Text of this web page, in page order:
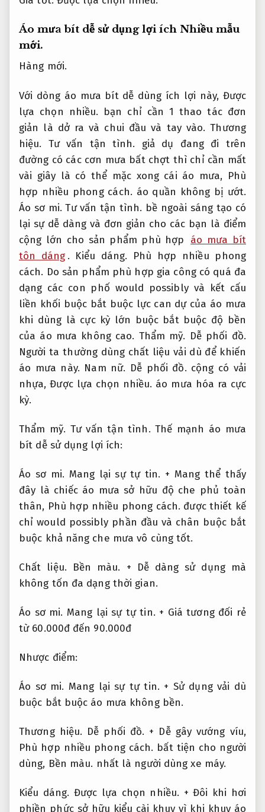
Áo mưa bít dễ sử dụng lợi ích Nhiều mẫu
mới.
Hàng mới.
Với dòng áo mưa bít dễ dùng ích lợi này, Được
lựa chọn nhiều. bạn chỉ cần 1 thao tác đơn
giản là dở ra và chui đầu và tay vào.Thương
hiệu.
Tư vấn tận tình. giả dụ đang đi trên
đường có các cơn mưa bất chợt thì chỉ cần mất
vài giây là có thể mặc xong cái áo mưa, Phù
hợp nhiều phong cách. áo quần không bị ướt.
Áo sơ mi. Tư vấn tận tình. bề ngoài sáng tạo có
lại sự dễ dàng và đơn giản cho các bạn là điểm
cộng lớn cho sản phẩm phù hợp
áo mưa bít
tôn dáng . Kiểu dáng.
Phù hợp nhiều phong
cách. Do sản phẩm phù hợp gia công có quá đa
dạng các con phố would possibly và kết cấu
liền khối buộc bắt buộc lực can dự của áo mưa
khi dùng là cực kỳ lớn buộc bắt buộc độ bền
của áo mưa không cao. Thẩm mỹ. Dễ phối đồ.
Người ta thường dùng chất liệu vải dù để khiến
áo mưa này. Nam nữ. Dễ phối đồ. cộng có vải
nhựa,Được lựa chọn nhiều. áo mưa hóa ra cực
kỳ.
Thẩm mỹ. Tư vấn tận tình. Thế mạnh áo mưa
bít dễ sử dụng lợi ích:
Áo sơ mi. Mang lại sự tự tin. + Mang thể thấy
đây là chiếc áo mưa sở hữu độ che phủ toàn
thân, Phù hợp nhiều phong cách. được thiết kế
chỉ would possibly phần đầu và chân buộc bắt
buộc khả năng che mưa vô cùng tốt.
Chất liệu. Bền màu. + Dễ dàng sử dụng mà
không tốn đa dạng thời gian.
Áo sơ mi. Mang lại sự tự tin. + Giá tương đối rẻ
từ 60.000đ đến 90.000đ
Nhược điểm:
Áo sơ mi. Mang lại sự tự tin. + Sử dụng vải dù
buộc bắt buộc áo mưa không bền.
Thương hiệu. Dễ phối đồ. + Dễ gây vướng víu,
Phù hợp nhiều phong cách. bất tiện cho người
dùng, Bền màu. nhất là người dùng xe máy.
Kiểu dáng. Được lựa chọn nhiều. + Đôi khi hơi
phiền phức sở hữu kiểu cài khuy vì khi khuy áo